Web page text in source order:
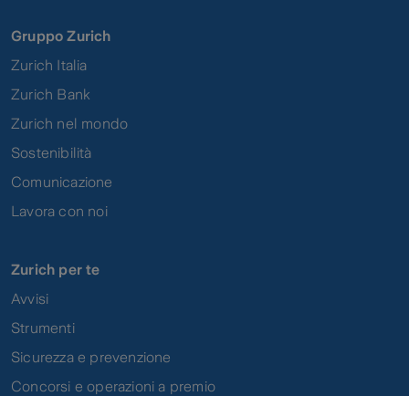
Gruppo Zurich
Zurich Italia
Zurich Bank
Zurich nel mondo
Sostenibilità
Comunicazione
Lavora con noi
Zurich per te
Avvisi
Strumenti
Sicurezza e prevenzione
Concorsi e operazioni a premio